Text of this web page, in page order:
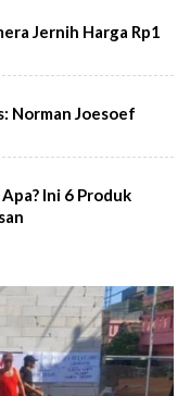
Jernih Harga Rp1
Norman Joesoef
Ini 6 Produk